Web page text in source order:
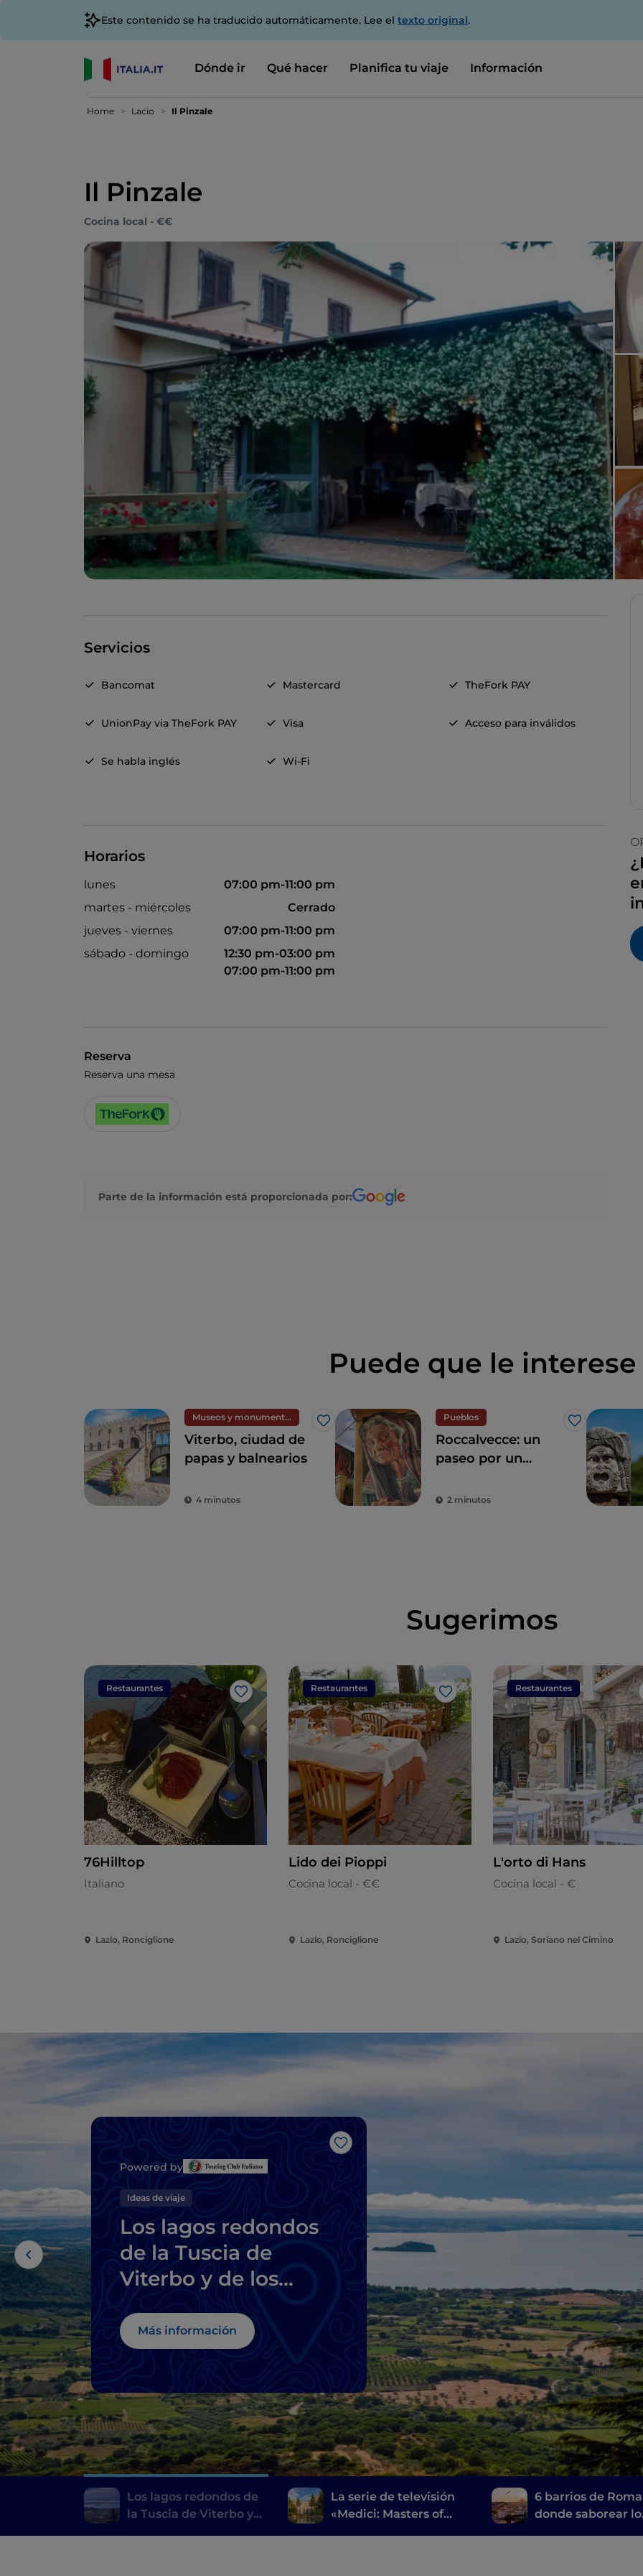
Este contenido se ha traducido automáticamente. Lee el texto original.
Dónde ir Qué hacer Planifica tu viaje Información
Home Lacio Il Pinzale
Il Pinzale
Cocina local - €€
Servicios
Bancomat Mastercard TheFork PAY
UnionPay via TheFork PAY Visa Acceso para inválidos
Se habla inglés Wi-Fi
Horarios
lunes
07:00 pm-11:00 pm
martes - miércoles
Cerrado
jueves - viernes
07:00 pm-11:00 pm
sábado - domingo
12:30 pm-03:00 pm
07:00 pm-11:00 pm
Reserva
Reserva una mesa
Parte de la información está proporcionada por:
Puede que le interese
Museos y monumentos
Me gusta
Viterbo, ciudad de
papas y balnearios
4 minutos
Pueblos
Me gusta
Roccalvecce: un
paseo por un
lado de Roma
2 minutos
Sugerimos
Restaurantes
Me gusta
76Hilltop
Italiano
Lazio, Ronciglione
Restaurantes
Me gusta
Lido dei Pioppi
Cocina local - €€
Lazio, Ronciglione
Restaurantes
L'orto di Hans
Cocina local - €
Lazio, Soriano nel Cimino
Me gusta
Powered by
Ideas de viaje
Los lagos redondos
de la Tuscia de
Viterbo y de los
Más información
Los lagos redondos de
la Tuscia de Viterbo y
La serie de televisión
«Medici: Masters of
6 barrios de Roma
donde saborear lo